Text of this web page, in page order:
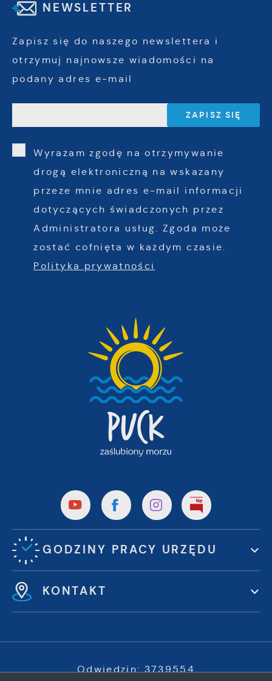
NEWSLETTER
Zapisz się do naszego newslettera i
otrzymuj najnowsze wiadomości na
podany adres e-mail
Wyrażam zgodę na otrzymywanie
drogą elektroniczną na wskazany
przeze mnie adres e-mail informacji
dotyczących świadczonych przez
Administratora usług. Zgoda może
zostać cofnięta w każdym czasie.
Polityka prywatności
GODZINY PRACY URZĘDU
KONTAKT
Odwiedzin: 3739554